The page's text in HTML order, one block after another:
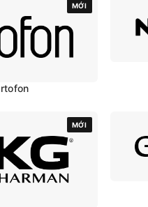
MỚI
MỚI